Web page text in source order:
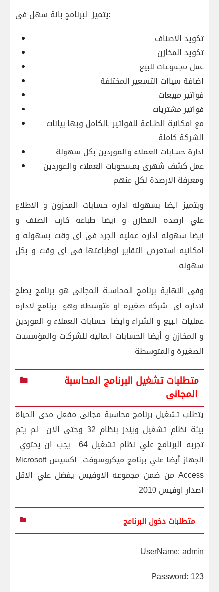
يتميز البرنامج بانة سهل فى:
تكويد الاصناف
تكويد المخازن
عمل مجموعات للبيع
اضافة سياات التسعير المختلفة
فواتير مبيعات
فواتير مشتريات
مع امكانية الطباعة للفواتير بالكامل وبها بيانات
الشركة كاملة
ادارة حسابات العملاء والموردين بكل سهولة
عمل كشف شهرى بمسحوبات العملاء والموردين
ومعرفة الارصدة لكل منهم
ويتميز ايضا بسهوله اداره حسابات المخزون و الاطلاع
علي ارصده المخازن و أيضا طباعه كارت الصنف و
أيضا سهوله اداره عمليه الجرد في اي وقت بسهوله و
امكانيه استعرض التقاير اوطباعتها فى اى وقت و بكل
سهوله
وفى النهاية برنامج المحاسبة المجانى هو برنامج يصلح
لاداره اى شركه صغيره او متوسطه وهو برنامج لاداره
عمليات البيع و الشراء وايضا حسابات العملاء و الموردين
و المخازن و أيضا الحسابات الماليه للشركات والمؤسسات
الصغيرة والمتوسطة
متطلبات تشغيل البرنامج المحاسبة
المجانى
يتطلب تشغيل برنامج محاسبة مجانى مفعل مدى الحياة
بيئة نظام تشغيل ويندز بنظام 32 وحتى الان
لم يتم
تجربه البرنامج علي نظام تشغيل 64 يجب ان يحتوي
الجهاز أيضا علي برنامج ميكروسوفت اكسيسMicrosoft
Access من ضمن مجموعه الاوفيس يفضل علي الاقل
اصدار اوفيس 2010
UserName: admin
Password: 123